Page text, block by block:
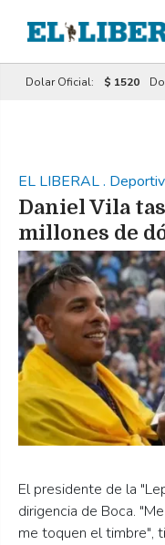
Dolar Oficial: $ 1520
EL LIBERAL.
Daniel Vila
millones de
El presidente de la
dirigencia de Boca.
me toquen el timbre",